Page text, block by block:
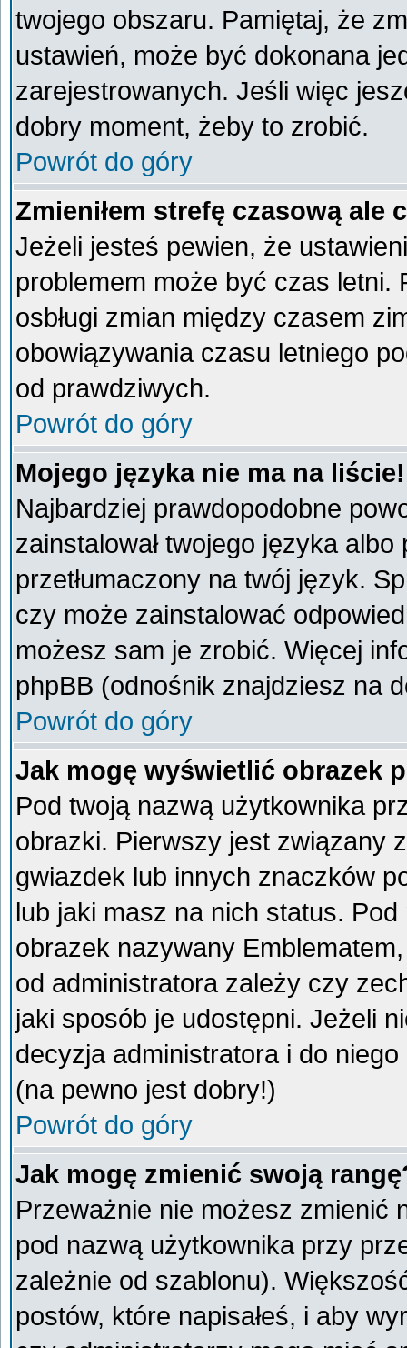
twojego obszaru. Pamiętaj, że
ustawień, może być dokonana
zarejestrowanych. Jeśli więc
dobry moment, żeby to zrobić.
Powrót do góry
Zmieniłem strefę czasową ale
Jeżeli jesteś pewien, że
problemem może być czas letni.
osbługi zmian między czasem
obowiązywania czasu letniego
od prawdziwych.
Powrót do góry
Mojego języka nie ma na liście!
Najbardziej prawdopodobne
zainstalował twojego języka
przetłumaczony na twój język.
czy może zainstalować
możesz sam je zrobić. Więcej
phpBB (odnośnik znajdziesz na
Powrót do góry
Jak mogę wyświetlić obrazek
Pod twoją nazwą użytkownika
obrazki. Pierwszy jest związany
gwiazdek lub innych znaczków
lub jaki masz na nich status.
obrazek nazywany
od administratora zależy czy
jaki sposób je udostępni. Jeżeli
decyzja administratora i do
(na pewno jest dobry!)
Powrót do góry
Jak mogę zmienić swoją
Przeważnie nie możesz zmienić
pod nazwą użytkownika przy
zależnie od szablonu).
postów, które napisałeś, i aby